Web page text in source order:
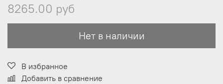
8265.00 руб
Нет в наличии
В избранное
Добавить в сравнение